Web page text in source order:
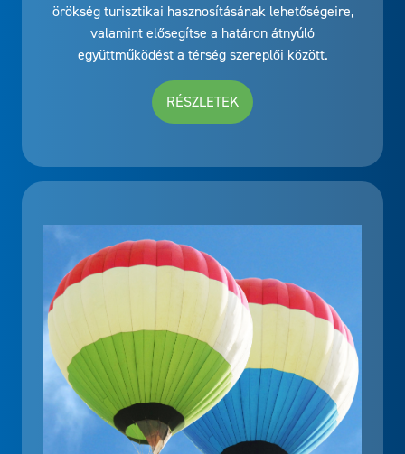
örökség turisztikai hasznosításának lehetőségeire,
valamint elősegítse a határon átnyúló
együttműködést a térség szereplői között.
RÉSZLETEK